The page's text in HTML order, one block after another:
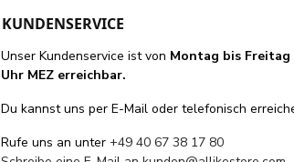
KUNDENSERVICE
Unser Kundenservice ist von Montag bis Freitag
Uhr MEZ erreichbar.
Du kannst uns per E-Mail oder telefonisch
Rufe uns an unter+49 40 67 38 17 80